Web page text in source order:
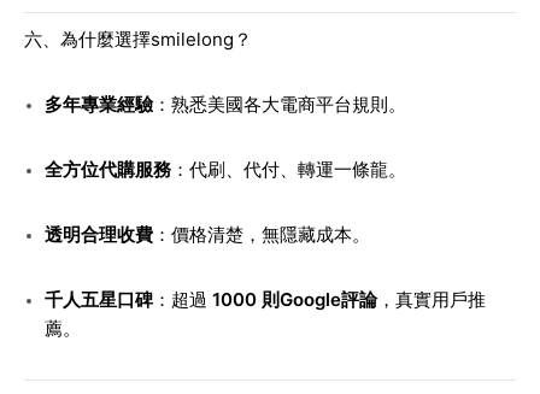
六、為什麼選擇smilelong？
多年專業經驗：熟悉美國各大電商平台規則。
全方位代購服務：代刷、代付、轉運一條龍。
透明合理收費：價格清楚，無隱藏成本。
千人五星口碑：超過 1000 則Google評論，真實用戶推
薦。